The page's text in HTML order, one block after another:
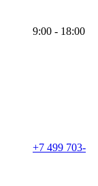
9:00 - 18:00
+7 499 703-